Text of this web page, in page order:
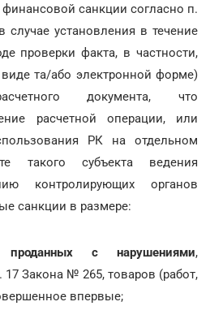
санкции согласно п.
установления в течение
проверки факта, в частности,
та/або электронной форме)
документа, что
расчетной операции, или
РК на отдельном
такого субъекта ведения
контролирующих органов
санкции в размере:
с нарушениями,
Закона № 265, товаров (работ,
впервые;